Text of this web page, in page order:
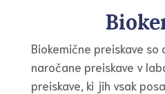
Biokemične preiskave
naročane preiskave v
preiskave, ki jih vsak